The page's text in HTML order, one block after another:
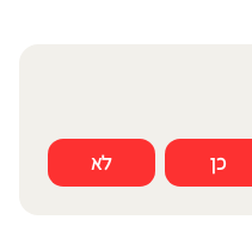
כן לא